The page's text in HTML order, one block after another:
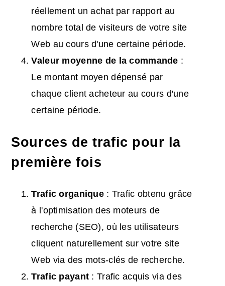
réellement un achat par rapport au
nombre total de visiteurs de votre site
Web au cours d'une certaine période.
Valeur moyenne de la commande :
Le montant moyen dépensé par
chaque client acheteur au cours d'une
certaine période.
Sources de trafic pour la
première fois
Traficorganique : Trafic obtenu grâce
à l'optimisation des moteurs de
recherche (SEO), où les utilisateurs
cliquent naturellement sur votre site
Web via des mots-clés de recherche.
Trafic payant : Trafic acquis via des